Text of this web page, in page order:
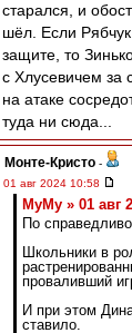
старался, и
шёл. Если
защите, то
с Хлусевичем за
на атаке
туда ни сюда...
Монте-Кристо -
01 авг 2024 10:58
МуМу » 01 авг
По
Школьники в
проваливший
И при этом
ставило.